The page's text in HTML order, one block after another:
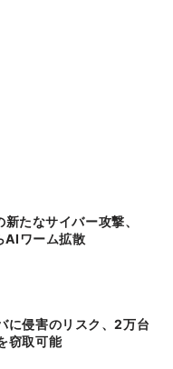
たなサイバー攻撃、
ワーム拡散
に侵害のリスク、2万台
窃取可能